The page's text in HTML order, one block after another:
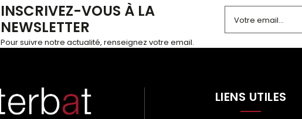
INSCRIVEZ-VOUS À LA
NEWSLETTER
Pour suivre notre actualité, renseignez votre email. Alternative:
LIENS UTILES